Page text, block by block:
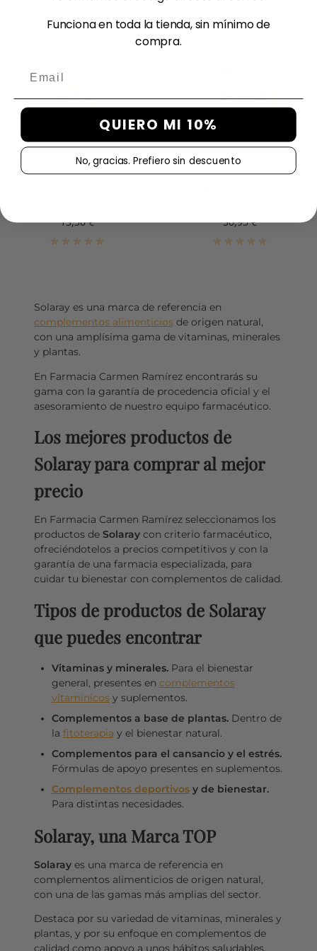
Precio
de
13,50 €
Precio
de
30,95 €
Solaray es una marca de referencia en
complementos alimenticiosde origen natural,
con una amplísima gama de vitaminas, minerales
y plantas.
En Farmacia Carmen Ramírez encontrarás su
gama con la garantía de procedencia oficial y el
asesoramiento de nuestro equipo farmacéutico.
Los mejores productos de
Solaray para comprar al mejor
precio
En Farmacia Carmen Ramírez seleccionamos los
productos de Solaraycon criterio farmacéutico,
ofreciéndotelos a precios competitivos y con la
garantía de una farmacia especializada, para
cuidar tu bienestar con complementos de calidad.
Tipos de productos de Solaray
que puedes encontrar
Vitaminas y minerales.Para el bienestar
general, presentes en complementos
vitamínicosy suplementos.
Complementos a base de plantas.Dentro de
la fitoterapia y el bienestar natural.
Complementos para el cansancio y el estrés.
Fórmulas de apoyo presentes en suplementos.
Complementos deportivosy de bienestar.
Para distintas necesidades.
Solaray, una Marca TOP
Solarayes una marca de referencia en
complementos alimenticios de origen natural,
con una de las gamas más amplias del sector.
Destaca por su variedad de vitaminas, minerales y
plantas, y por su enfoque en complementos de
calidad como apoyo a unos hábitos saludables.
Funciona en toda la tienda, sin mínimo de
compra.
QUIERO MI 10%
No, gracias. Prefiero sin descuento